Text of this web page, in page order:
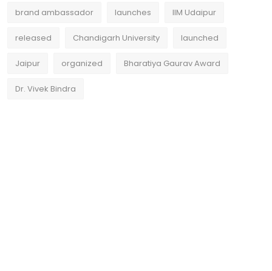
brand ambassador launches IIM Udaipur
released Chandigarh University launched
Jaipur organized Bharatiya Gaurav Award
Dr. Vivek Bindra